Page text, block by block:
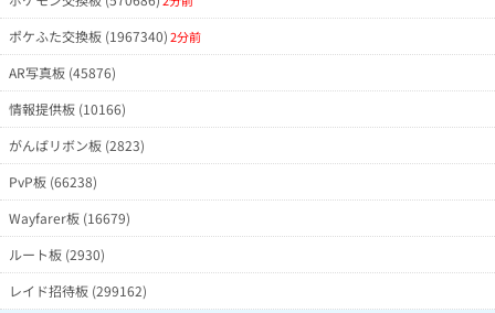
ポケふた交換板 (1967340)2分前
AR写真板 (45876)
情報提供板 (10166)
がんばリボン板 (2823)
PvP板 (66238)
Wayfarer板 (16679)
ルート板 (2930)
レイド招待板 (299162)